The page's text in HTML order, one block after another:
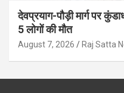
देवप्रयाग-पौड़ी मार्ग पर
5 लोगों की मौत
August 7, 2026 Raj Satta